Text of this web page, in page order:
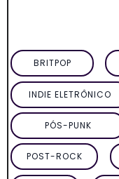
BRITPOP
INDIE ELETRÔNICO
PÓS-PUNK
POST-ROCK